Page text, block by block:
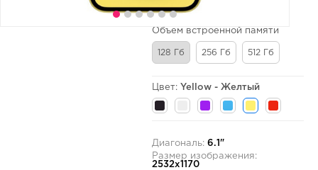
Объем встроенной памяти
128 Гб 256 Гб 512 Гб
Цвет: Yellow - Желтый
Диагональ: 6.1"
Размер изображения:
2532x1170